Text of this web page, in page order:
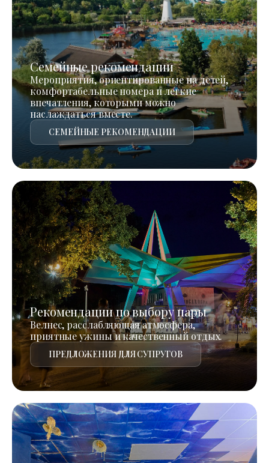
Семейные рекомендации
Мероприятия, ориентированные на детей,
комфортабельные номера и легкие
впечатления, которыми можно
наслаждаться вместе.
СЕМЕЙНЫЕ РЕКОМЕНДАЦИИ
Рекомендации по выбору пары
Велнес, расслабляющая атмосфера,
приятные ужины и качественный отдых.
ПРЕДЛОЖЕНИЯ ДЛЯ СУПРУГОВ